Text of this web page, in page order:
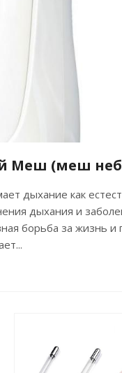
Меш (меш
дыхание как
дыхания и
борьба за жизнь и